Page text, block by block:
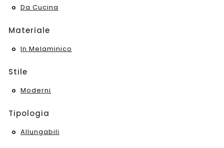
Da Cucina
Materiale
In Melaminico
Stile
Moderni
Tipologia
Allungabili